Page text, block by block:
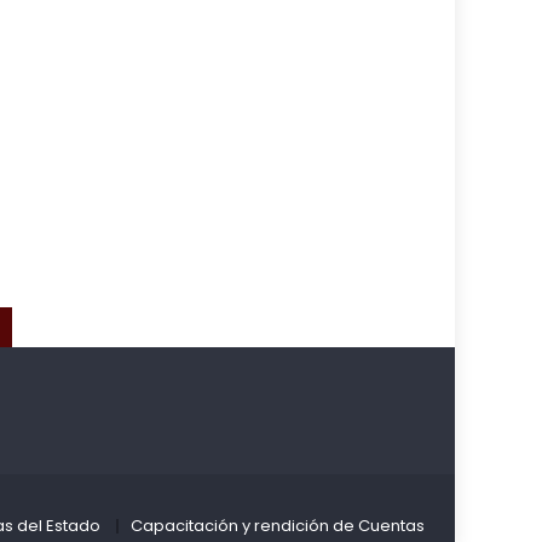
del Estado Capacitación y rendición de Cuentas